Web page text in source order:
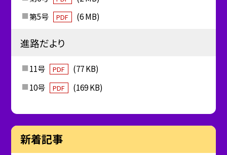
第5号
PDF (6 MB)
進路だより
11号 PDF
(77 KB)
10号
PDF (169 KB)
新着記事